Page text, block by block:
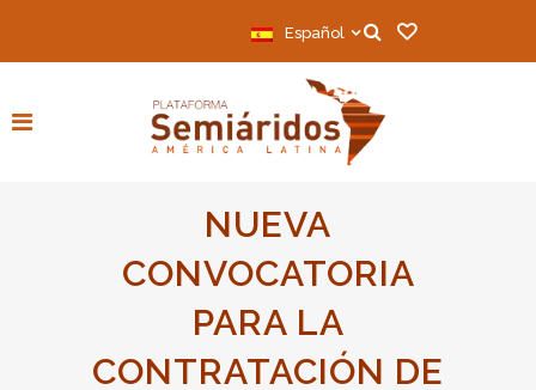
Español
NUEVA
CONVOCATORIA
PARA LA
CONTRATACIÓN DE